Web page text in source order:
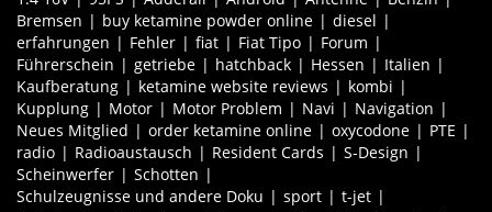
Bremsen
buy ketamine powder online
diesel
erfahrungen
Fehler fiat Fiat Tipo
Forum
Führerschein
getriebe hatchback Hessen
Italien
Kaufberatung
ketamine website reviews
kombi
Kupplung
Motor Motor Problem Navi
Navigation
Neues Mitglied
order ketamine online oxycodone
PTE
radio
Radioaustausch Resident Cards
S-Design
Scheinwerfer
Schotten
Schulzeugnisse und andere Doku
sport
t-jet